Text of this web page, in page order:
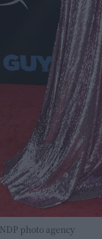
photo agency